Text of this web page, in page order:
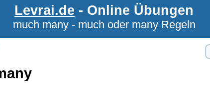
Levrai.de - Online Übungen
much many - much oder many Regeln